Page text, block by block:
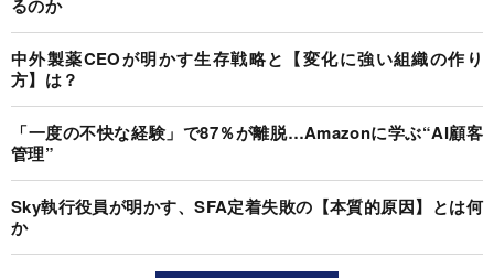
るのか
中外製薬CEOが明かす生存戦略と【変化に強い組織の作り
方】は？
「一度の不快な経験」で87％が離脱…Amazonに学ぶ“AI顧客
管理”
Sky執行役員が明かす、SFA定着失敗の【本質的原因】とは何
か